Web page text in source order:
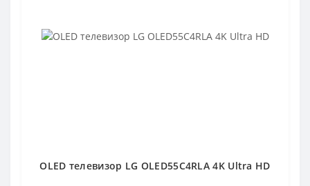
OLED телевизор LG OLED55C4RLA 4K Ultra HD